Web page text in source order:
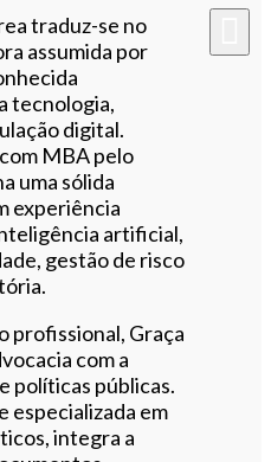
traduz-se no
assumida por
tecnologia,
digital.
MBA pelo
uma sólida
experiência
artificial,
gestão de risco
profissional, Graça
com a
políticas públicas.
especializada em
integra a